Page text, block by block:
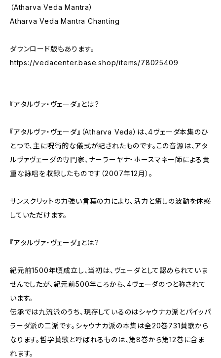
（Atharva Veda Mantra）
Atharva Veda Mantra Chanting
ダウンロード版もあります。
https://vedacenter.base.shop/items/78025409
『アタルヴァ・ヴェーダ』とは？
『アタルヴァ・ヴェーダ』（Atharva Veda）は、4ヴェーダ本集のひ
とつで、主に呪術的な儀式が記されたものです。この音源は、アタ
ルヴァヴェーダの専門家、ナーラーヤナ・ホースマネー師による貴
重な詠唱を収録したものです（2007年12月）。
サンスクリットの力強い言葉の力により、活力と癒しの波動を体感
していただけます。
『アタルヴァ・ヴェーダ』とは？
紀元前1500年頃成立し、当初は、ヴェーダとして認められていま
せんでしたが、紀元前500年ころから、4ヴェーダのつと称されて
います。
伝承では九流派のうち、現存しているのはシャウナカ派とパイッパ
ラーダ派の二派です。シャウナカ派の本集は全20巻731賛歌から
なります。哲学賛歌と呼ばれるものは、第8巻から第12巻に含ま
れます。